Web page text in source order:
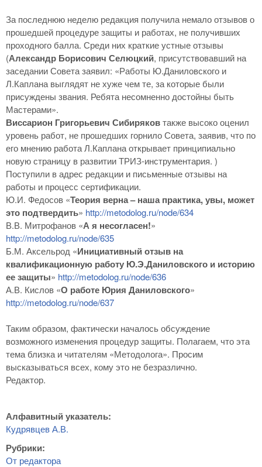
За последнюю неделю редакция получила немало отзывов о
прошедшей процедуре защиты и работах, не получивших
проходного балла. Среди них краткие устные отзывы
(Александр Борисович Селюцкий, присутствовавший на
заседании Совета заявил: «Работы Ю.Даниловского и
Л.Каплана выглядят не хуже чем те, за которые были
присуждены звания. Ребята несомненно достойны быть
Мастерами».
Виссарион Григорьевич Сибиряковтакже высоко оценил
уровень работ, не прошедших горнило Совета, заявив, что по
его мнению работа Л.Каплана открывает принципиально
новую страницу в развитии ТРИЗ-инструментария. )
Поступили в адрес редакции и письменные отзывы на
работы и процесс сертификации.
Ю.И. Федосов «Теория верна – наша практика, увы, может
это подтвердить» http://metodolog.ru/node/634
В.В. Митрофанов «А я несогласен!»
http://metodolog.ru/node/635
Б.М. Аксельрод «Инициативный отзыв на
квалификационную работу Ю.Э.Даниловского и историю
ее защиты» http://metodolog.ru/node/636
А.В. Кислов «О работе Юрия Даниловского»
http://metodolog.ru/node/637
Таким образом, фактически началось обсуждение
возможного изменения процедур защиты. Полагаем, что эта
тема близка и читателям «Методолога». Просим
высказываться всех, кому это не безразлично.
Редактор.
Алфавитный указатель:
Кудрявцев А.В.
Рубрики:
От редактора